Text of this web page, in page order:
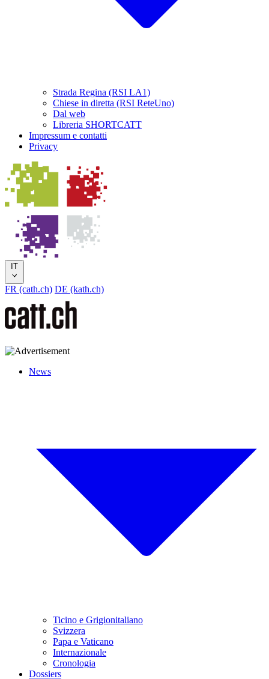
Strada Regina (RSI LA1)
Chiese in diretta (RSI ReteUno)
Dal web
Libreria SHORTCATT
Impressum e contatti
Privacy
IT
FR (cath.ch) DE (kath.ch)
News
Ticino e Grigionitaliano
Svizzera
Papa e Vaticano
Internazionale
Cronologia
Dossiers